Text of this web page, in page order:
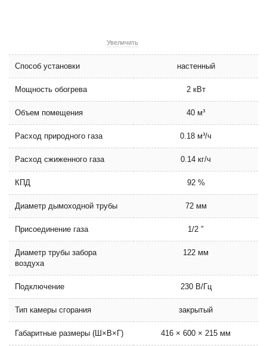
Увеличить
Способ установки настенный
Мощность обогрева 2 кВт
Объем помещения 40 м³
Расход природного газа 0.18 м³/ч
Расход сжиженного газа 0.14 кг/ч
КПД 92 %
Диаметр дымоходной трубы 72 мм
Присоединение газа 1/2 ″
Диаметр трубы забора
воздуха
122 мм
Подключение 230 В/Гц
Тип камеры сгорания закрытый
Габаритные размеры (Ш×В×Г) 416 × 600 × 215 мм